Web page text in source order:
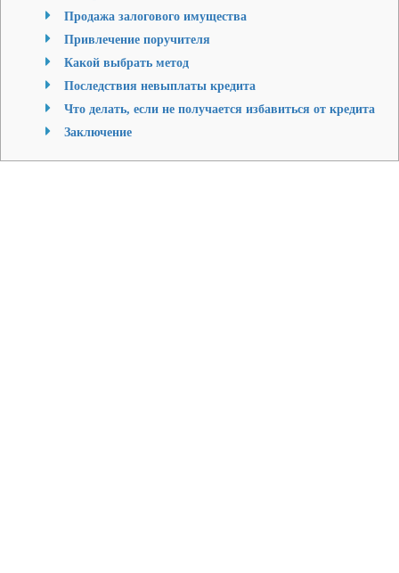
Продажа залогового имущества
Привлечение поручителя
Какой выбрать метод
Последствия невыплаты кредита
Что делать, если не получается избавиться от кредита
Заключение